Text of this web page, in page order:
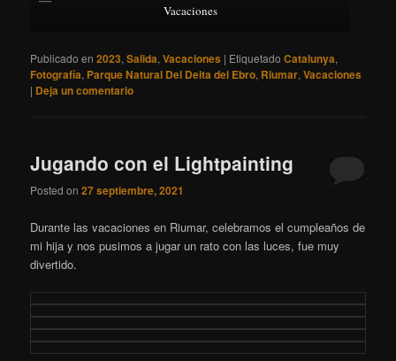
Vacaciones
Publicado en 2023,Salida,Vacaciones | Etiquetado Catalunya,
Fotografía, Parque Natural Del Delta del Ebro, Riumar,Vacaciones
| Deja un comentario
Jugando con el Lightpainting
Posted on27 septiembre, 2021
Durante las vacaciones en Riumar, celebramos el cumpleaños de
mi hija y nos pusimos a jugar un rato con las luces, fue muy
divertido.